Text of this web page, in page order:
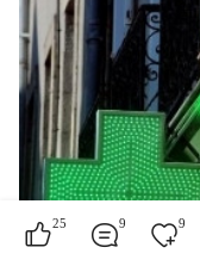
25 9 9